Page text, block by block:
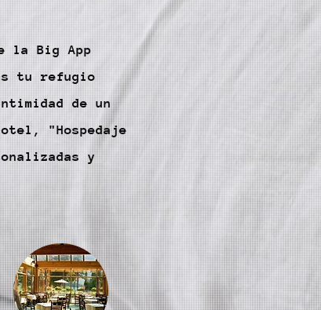
la Big App
tu refugio
de un
"Hospedaje
y